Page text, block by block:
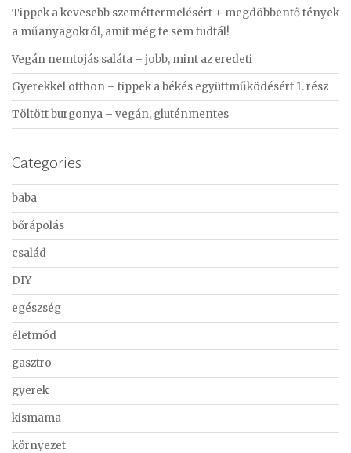
f
o
r
:
Tippek a kevesebb szeméttermelésért + megdöbbentő tények
a műanyagokról, amit még te sem tudtál!
Vegán nemtojás saláta – jobb, mint az eredeti
Gyerekkel otthon – tippek a békés együttműködésért 1. rész
Töltött burgonya – vegán, gluténmentes
Categories
baba
bőrápolás
család
DIY
egészség
életmód
gasztro
gyerek
kismama
környezet